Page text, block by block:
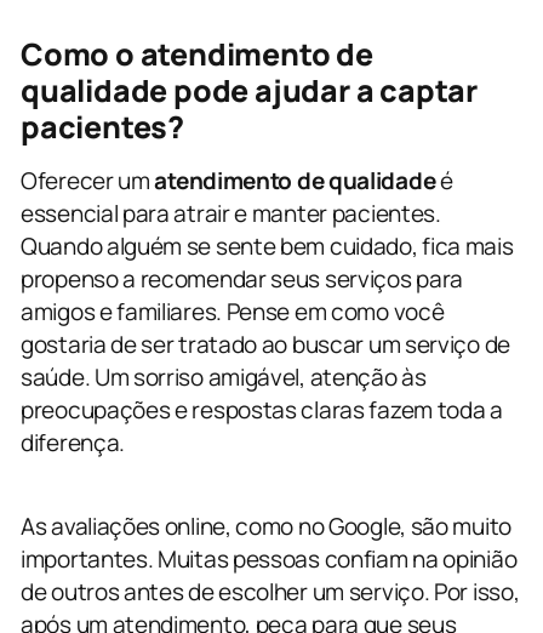
Como o atendimento de
qualidade pode ajudar a captar
pacientes?
Oferecer umatendimento de qualidadeé
essencial para atrair e manter pacientes.
Quando alguém se sente bem cuidado, fica mais
propenso a recomendar seus serviços para
amigos e familiares. Pense em como você
gostaria de ser tratado ao buscar um serviço de
saúde. Um sorriso amigável, atenção às
preocupações e respostas claras fazem toda a
diferença.
As avaliações online, como no Google, são muito
importantes. Muitas pessoas confiam na opinião
de outros antes de escolher um serviço. Por isso,
após um atendimento, peça para que seus